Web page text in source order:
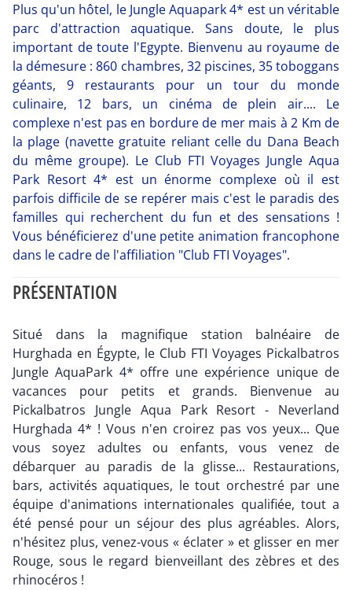
Plus qu'un hôtel, le Jungle Aquapark 4* est un véritable
parc d'attraction aquatique. Sans doute, le plus
important de toute l'Egypte. Bienvenu au royaume de
la démesure : 860 chambres, 32 piscines, 35 toboggans
géants, 9 restaurants pour un tour du monde
culinaire, 12 bars, un cinéma de plein air.... Le
complexe n'est pas en bordure de mer mais à 2 Km de
la plage (navette gratuite reliant celle du Dana Beach
du même groupe). Le Club FTI Voyages Jungle Aqua
Park Resort 4* est un énorme complexe où il est
parfois difficile de se repérer mais c'est le paradis des
familles qui recherchent du fun et des sensations !
Vous bénéficierez d'une petite animation francophone
dans le cadre de l'affiliation "Club FTI Voyages".
PRÉSENTATION
Situé dans la magnifique station balnéaire de
Hurghada en Égypte, le Club FTI Voyages Pickalbatros
Jungle AquaPark 4* offre une expérience unique de
vacances pour petits et grands. Bienvenue au
Pickalbatros Jungle Aqua Park Resort - Neverland
Hurghada 4* ! Vous n'en croirez pas vos yeux... Que
vous soyez adultes ou enfants, vous venez de
débarquer au paradis de la glisse... Restaurations,
bars, activités aquatiques, le tout orchestré par une
équipe d'animations internationales qualifiée, tout a
été pensé pour un séjour des plus agréables. Alors,
n'hésitez plus, venez-vous « éclater » et glisser en mer
Rouge, sous le regard bienveillant des zèbres et des
rhinocéros !